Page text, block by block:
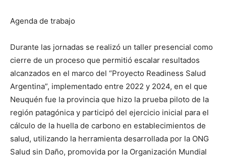
Agenda de trabajo
Durante las jornadas se realizó un taller presencial como
cierre de un proceso que permitió escalar resultados
alcanzados en el marco del “Proyecto Readiness Salud
Argentina”, implementado entre 2022 y 2024, en el que
Neuquén fue la provincia que hizo la prueba piloto de la
región patagónica y participó del ejercicio inicial para el
cálculo de la huella de carbono en establecimientos de
salud, utilizando la herramienta desarrollada por la ONG
Salud sin Daño, promovida por la Organización Mundial